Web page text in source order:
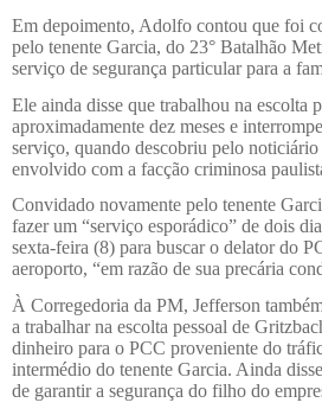
Em depoimento, Adolfo contou que foi
pelo tenente Garcia, do 23° Batalhão
serviço de segurança particular para a
Ele ainda disse que trabalhou na escolta
aproximadamente dez meses e
serviço, quando descobriu pelo
envolvido com a facção criminosa
Convidado novamente pelo tenente
fazer um “serviço esporádico” de dois
sexta-feira (8) para buscar o delator do
aeroporto, “em razão de sua precária
À Corregedoria da PM, Jefferson
a trabalhar na escolta pessoal de
dinheiro para o PCC proveniente do
intermédio do tenente Garcia. Ainda
de garantir a segurança do filho do